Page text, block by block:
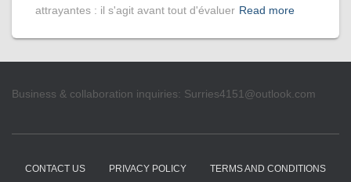
attrayantes : il s'agit avant tout d'évaluer Read more
Business & collaboration inquiries: Surries4151@outlook.com
CONTACT US PRIVACY POLICY TERMS AND CONDITIONS